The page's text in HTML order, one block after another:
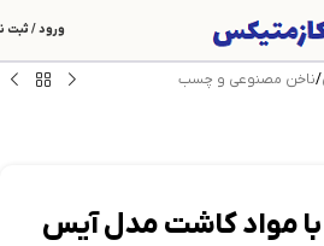
ورود / ثبت
/ناخن مصنوعی و چسب
مواد کاشت مدل آیس